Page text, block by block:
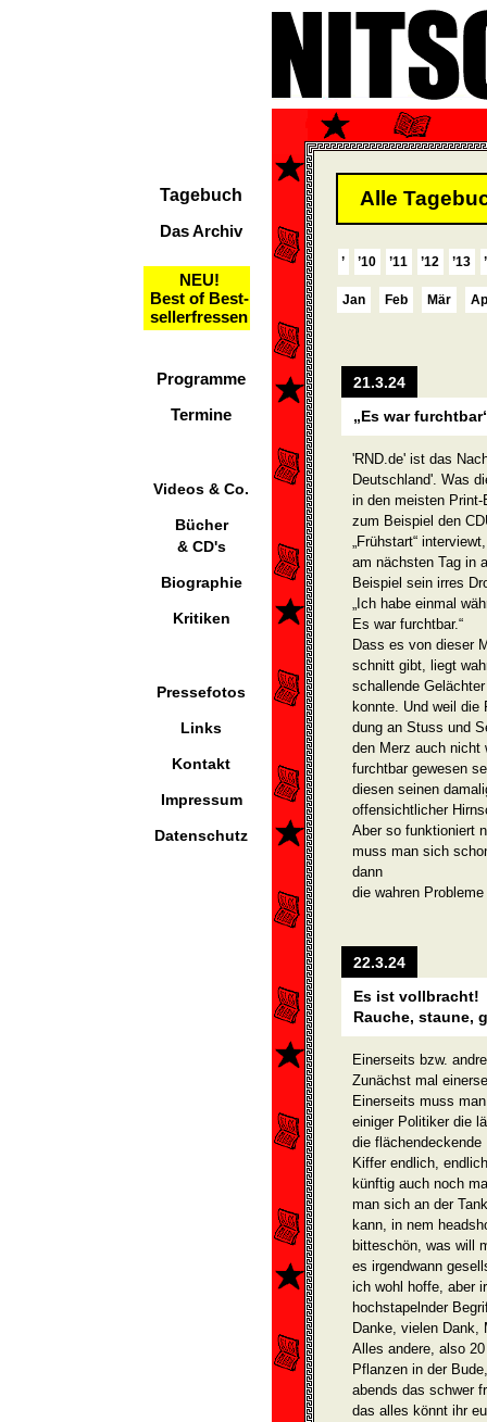
Tagebuch
Das Archiv
NEU!
Best of Best-
sellerfressen
Programme
Termine
Videos & Co.
Bücher
& CD's
Biographie
Kritiken
Pressefotos
Links
Kontakt
Impressum
Datenschutz
Alle
’ ’10 ’11 ’12 ’13
Jan Feb Mär
21.3.24
„Es war
'RND.de' ist das
Deutschland'. Was
in den meisten
zum Beispiel den
„Frühstart“
am nächsten Tag in
Beispiel sein irres
„Ich habe einmal
Es war furchtbar.“
Dass es von dieser
schnitt gibt, liegt
schallende
konnte. Und weil
dung an Stuss und
den Merz auch nicht
furchtbar gewesen
diesen seinen
offensichtlicher
Aber so funktioniert
muss man sich
dann
die wahren
22.3.24
Es ist vollbracht!
Rauche, staune,
Einerseits bzw.
Zunächst mal
Einerseits muss
einiger Politiker die
die flächendeckende
Kiffer endlich,
künftig auch noch
man sich an der
kann, in nem
bitteschön, was will
es irgendwann
ich wohl hoffe, aber
hochstapelnder
Danke, vielen Dank,
Alles andere, also
Pflanzen in der
abends das schwer
das alles könnt ihr